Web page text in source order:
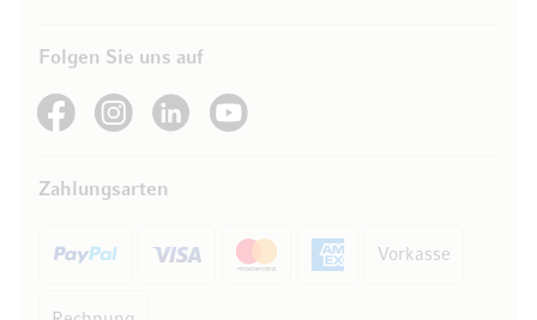
Folgen Sie uns auf
See our FacebookSee our Instagram account
See our LinkedInSee our YouTube channel
Zahlungsarten
Vorkasse